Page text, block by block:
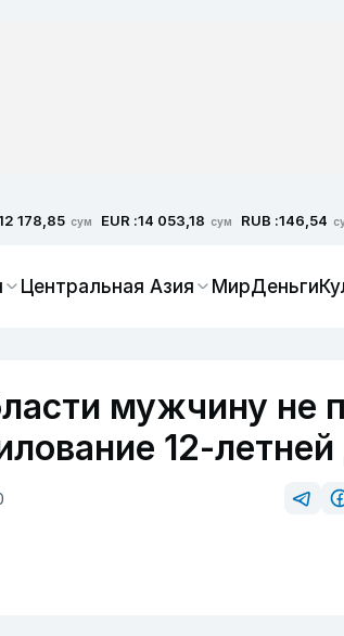
178,85 сум EUR :14 053,18 сум RUB :146,54
Центральная Азия МирДеньги
мужчину не
12-